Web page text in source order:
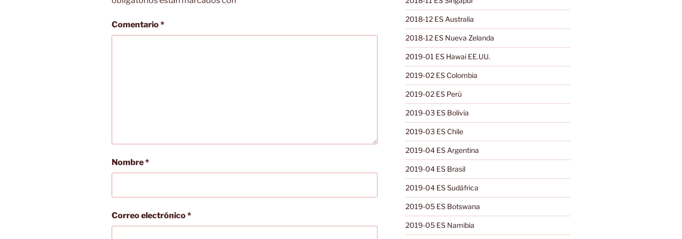
Comentario*
Nombre*
Correo electrónico*
2018-12 ES Australia
2018-12 ES Nueva Zelanda
2019-01 ES Hawai EE.UU.
2019-02 ES Colombia
2019-02 ES Perú
2019-03 ES Bolivia
2019-03 ES Chile
2019-04 ES Argentina
2019-04 ES Brasil
2019-04 ES Sudáfrica
2019-05 ES Botswana
2019-05 ES Namibia